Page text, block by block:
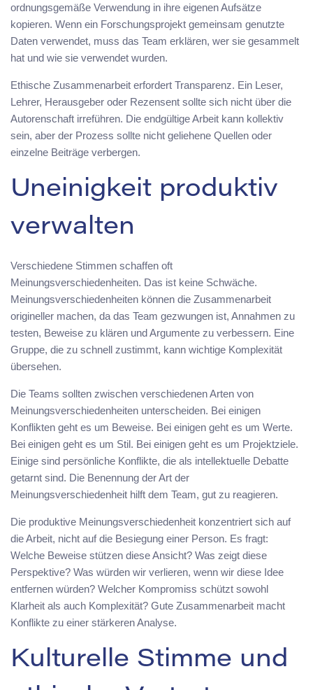
ordnungsgemäße Verwendung in ihre eigenen Aufsätze
kopieren. Wenn ein Forschungsprojekt gemeinsam genutzte
Daten verwendet, muss das Team erklären, wer sie gesammelt
hat und wie sie verwendet wurden.
Ethische Zusammenarbeit erfordert Transparenz. Ein Leser,
Lehrer, Herausgeber oder Rezensent sollte sich nicht über die
Autorenschaft irreführen. Die endgültige Arbeit kann kollektiv
sein, aber der Prozess sollte nicht geliehene Quellen oder
einzelne Beiträge verbergen.
Uneinigkeit produktiv
verwalten
Verschiedene Stimmen schaffen oft
Meinungsverschiedenheiten. Das ist keine Schwäche.
Meinungsverschiedenheiten können die Zusammenarbeit
origineller machen, da das Team gezwungen ist, Annahmen zu
testen, Beweise zu klären und Argumente zu verbessern. Eine
Gruppe, die zu schnell zustimmt, kann wichtige Komplexität
übersehen.
Die Teams sollten zwischen verschiedenen Arten von
Meinungsverschiedenheiten unterscheiden. Bei einigen
Konflikten geht es um Beweise. Bei einigen geht es um Werte.
Bei einigen geht es um Stil. Bei einigen geht es um Projektziele.
Einige sind persönliche Konflikte, die als intellektuelle Debatte
getarnt sind. Die Benennung der Art der
Meinungsverschiedenheit hilft dem Team, gut zu reagieren.
Die produktive Meinungsverschiedenheit konzentriert sich auf
die Arbeit, nicht auf die Besiegung einer Person. Es fragt:
Welche Beweise stützen diese Ansicht? Was zeigt diese
Perspektive? Was würden wir verlieren, wenn wir diese Idee
entfernen würden? Welcher Kompromiss schützt sowohl
Klarheit als auch Komplexität? Gute Zusammenarbeit macht
Konflikte zu einer stärkeren Analyse.
Kulturelle Stimme und